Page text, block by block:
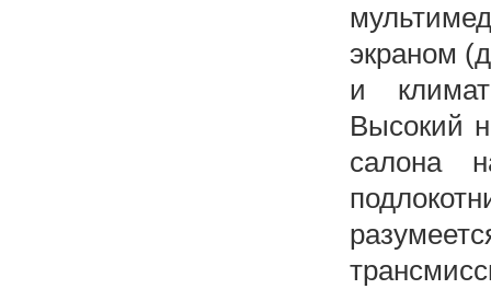
экраном
и
Высокий
салона